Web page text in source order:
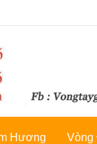
Hương Vòng